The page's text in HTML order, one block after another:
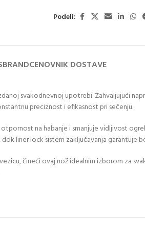
Podeli:
BRANDCENOVNIK DOSTAVE
svakodnevnoj upotrebi. Zahvaljujući
preciznost i efikasnost pri sečenju.
na habanje i smanjuje vidljivost
liner lock sistem zaključavanja garantuje
čineći ovaj nož idealnim izborom za